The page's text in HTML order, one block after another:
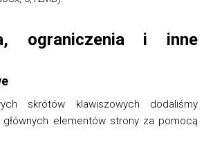
ograniczenia i inne
skrótów klawiszowych dodaliśmy
elementów strony za pomocą